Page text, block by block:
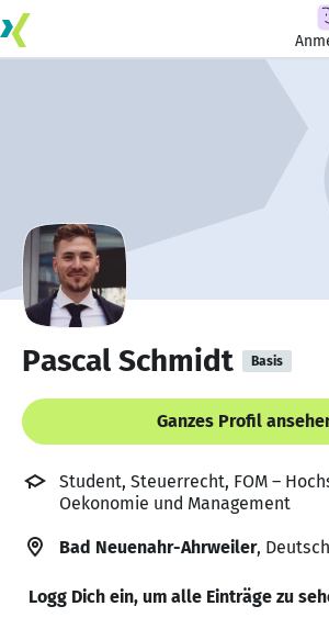
Pascal Schmidt Basis
Ganzes Profil
Student, Steuerrecht, FOM –
Oekonomie und Management
Bad Neuenahr-Ahrweiler,
Logg Dich ein, um alle Einträge zu